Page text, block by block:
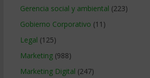
Gerencia social y ambiental (223)
Gobierno Corporativo (11)
Legal (125)
Marketing(988)
Marketing Digital (247)